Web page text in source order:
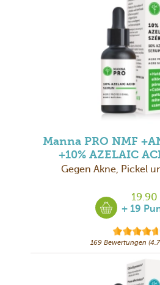
Manna PRO NMF
+10% AZELAIC
Gegen Akne, Pickel
19.90
+ 19
169 Bewertungen